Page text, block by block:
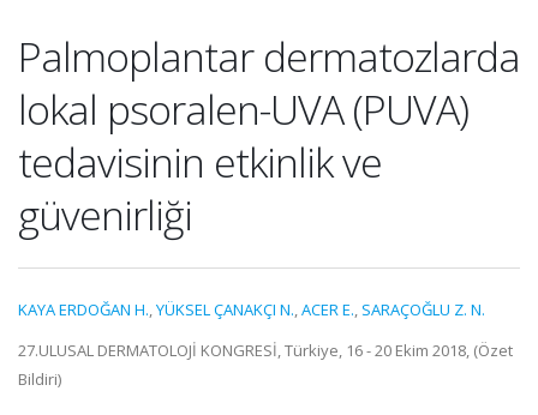
Palmoplantar dermatozlarda
lokal psoralen-UVA (PUVA)
tedavisinin etkinlik ve
güvenirliği
KAYA ERDOĞAN H.,YÜKSEL ÇANAKÇI N.,ACER E., SARAÇOĞLU Z. N.
27.ULUSAL DERMATOLOJİ KONGRESİ, Türkiye, 16 - 20 Ekim 2018, (Özet
Bildiri)